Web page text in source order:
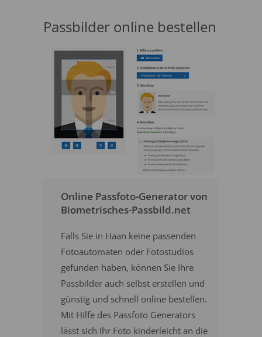
Passbilder online bestellen
Online Passfoto-Generator von
Biometrisches-Passbild.net
Falls Sie in Haan keine passenden
Fotoautomaten oder Fotostudios
gefunden haben, können Sie Ihre
Passbilder auch selbst erstellen und
günstig und schnell online bestellen.
Mit Hilfe des Passfoto Generators
lässt sich Ihr Foto kinderleicht an die